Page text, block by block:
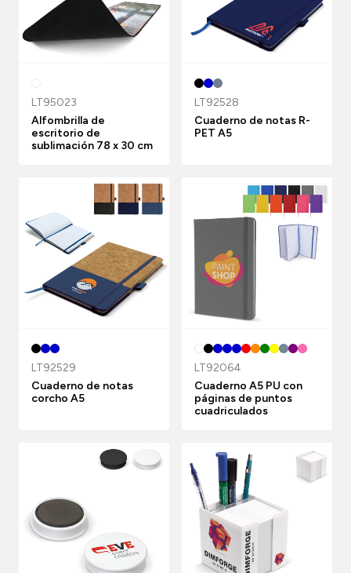
LT95023
Alfombrilla de
escritorio de
sublimación 78 x 30 cm
LT92528
Cuaderno de notas R-
PET A5
LT92529
Cuaderno de notas
corcho A5
LT92064
Cuaderno A5 PU con
páginas de puntos
cuadriculados